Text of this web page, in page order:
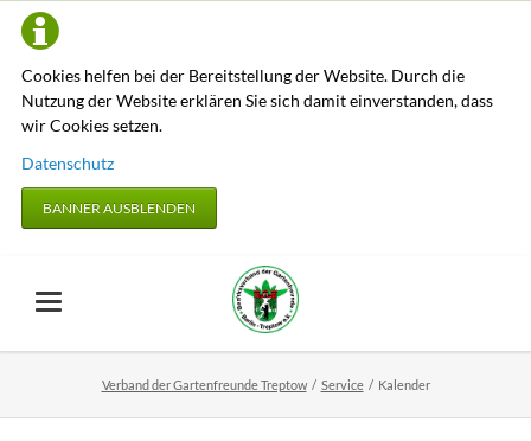
Cookies helfen bei der Bereitstellung der Website. Durch die
Nutzung der Website erklären Sie sich damit einverstanden, dass
wir Cookies setzen.
Datenschutz
BANNER AUSBLENDEN
Verband der Gartenfreunde Treptow Service Kalender